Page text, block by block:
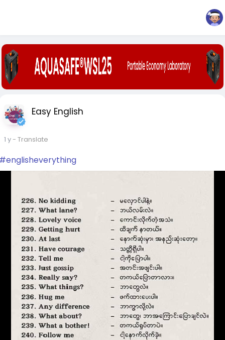
Easy English
1 y- Translate